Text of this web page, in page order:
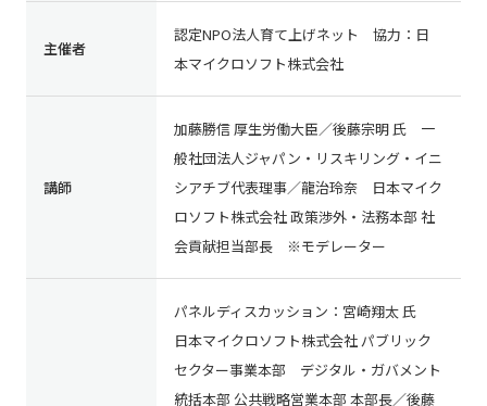
主催者
認定NPO法人育て上げネット 協力：日
本マイクロソフト株式会社
講師
加藤勝信 厚生労働大臣／後藤宗明 氏 一
般社団法人ジャパン・リスキリング・イニ
シアチブ代表理事／龍治玲奈 日本マイク
ロソフト株式会社 政策渉外・法務本部 社
会貢献担当部長 ※モデレーター
パネルディスカッション：宮崎翔太 氏
日本マイクロソフト株式会社 パブリック
セクター事業本部 デジタル・ガバメント
統括本部 公共戦略営業本部 本部長／後藤